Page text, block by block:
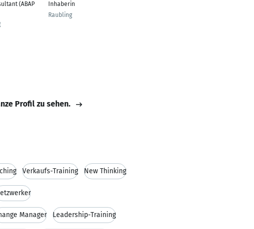
(ABAP
Inhaberin
Raubling
Profil zu sehen.
Verkaufs-Training New Thinking
Manager Leadership-Training